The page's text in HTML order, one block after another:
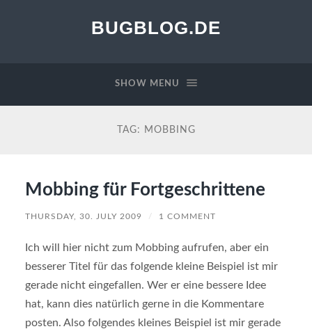
BUGBLOG.DE
SHOW MENU
TAG: MOBBING
Mobbing für Fortgeschrittene
THURSDAY, 30. JULY 2009 / 1 COMMENT
Ich will hier nicht zum Mobbing aufrufen, aber ein
besserer Titel für das folgende kleine Beispiel ist mir
gerade nicht eingefallen. Wer er eine bessere Idee
hat, kann dies natürlich gerne in die Kommentare
posten. Also folgendes kleines Beispiel ist mir gerade